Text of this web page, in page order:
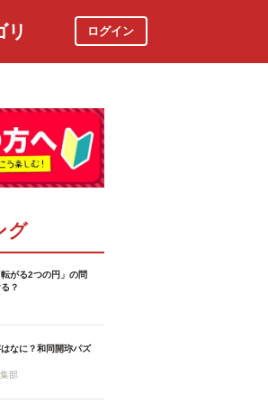
リ ログイン
グ
がる2つの円」の問
？
はなに？和同開珎パズ
部